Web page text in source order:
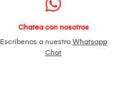
Chatea con nosotros
Escríbenos a nuestro Whatsapp
Chat